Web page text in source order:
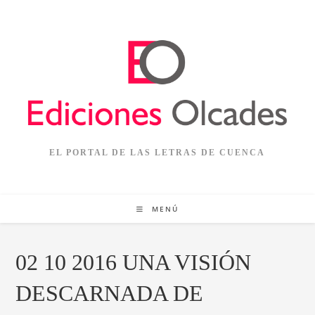
EL PORTAL DE LAS LETRAS DE CUENCA
MENÚ
02 10 2016 UNA VISIÓN
DESCARNADA DE